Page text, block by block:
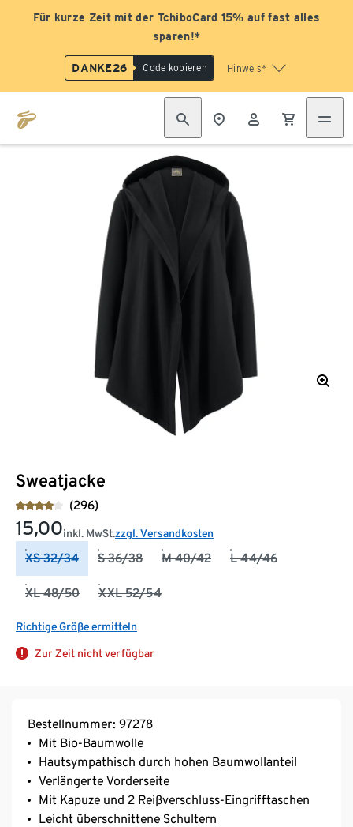
Für kurze Zeit mit der TchiboCard 15% auf fast alles
sparen!*
DANKE26 Code kopieren Hinweis*
Sweatjacke
(296)
15,00inkl. MwSt.zzgl. Versandkosten
XS 32/34 S 36/38 M 40/42 L 44/46
XL 48/50 XXL 52/54
Richtige Größe ermitteln
Zur Zeit nicht verfügbar
Bestellnummer: 97278
Mit Bio-Baumwolle
Hautsympathisch durch hohen Baumwollanteil
Verlängerte Vorderseite
Mit Kapuze und 2 Reißverschluss-Eingrifftaschen
Leicht überschnittene Schultern